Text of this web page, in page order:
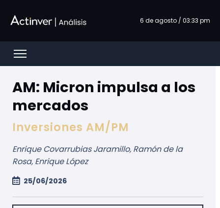
6 de agosto / 03:33 pm
Open menu
AM: Micron impulsa a los
mercados
Inversiones AM/PM
Enrique Covarrubias Jaramillo, Ramón de la
Rosa, Enrique López
25/06/2026